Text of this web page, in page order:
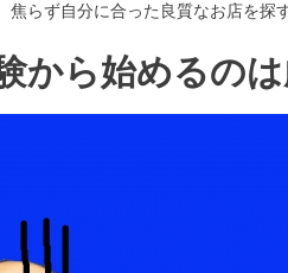
らず自分に合った良質なお店を探
から始めるの